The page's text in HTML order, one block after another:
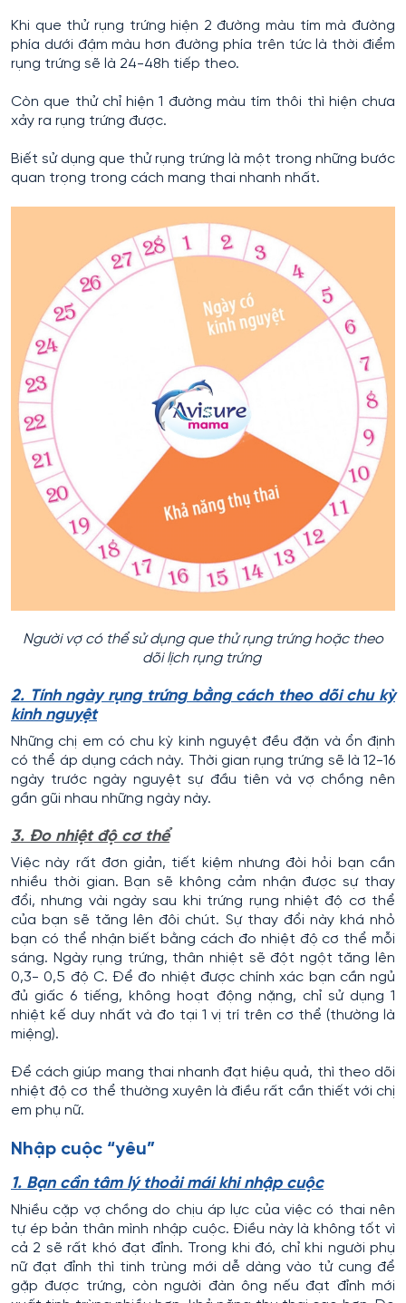
Khi que thử rụng trứng hiện 2 đường màu tím mà đường
phía dưới đậm màu hơn đường phía trên tức là thời điểm
rụng trứng sẽ là 24-48h tiếp theo.
Còn que thử chỉ hiện 1 đường màu tím thôi thì hiện chưa
xảy ra rụng trứng được.
Biết sử dụng que thử rụng trứng là một trong những bước
quan trọng trong cách mang thai nhanh nhất.
Người vợ có thể sử dụng que thử rụng trứng hoặc theo
dõi lịch rụng trứng
2. Tính ngày rụng trứng bằng cách theo dõi chu kỳ
kinh nguyệt
Những chị em có chu kỳ kinh nguyệt đều đặn và ổn định
có thể áp dụng cách này. Thời gian rụng trứng sẽ là 12-16
ngày trước ngày nguyệt sự đầu tiên và vợ chồng nên
gần gũi nhau những ngày này.
3. Đo nhiệt độ cơ thể
Việc này rất đơn giản, tiết kiệm nhưng đòi hỏi bạn cần
nhiều thời gian. Bạn sẽ không cảm nhận được sự thay
đổi, nhưng vài ngày sau khi trứng rụng nhiệt độ cơ thể
của bạn sẽ tăng lên đôi chút. Sự thay đổi này khá nhỏ
bạn có thể nhận biết bằng cách đo nhiệt độ cơ thể mỗi
sáng. Ngày rụng trứng, thân nhiệt sẽ đột ngột tăng lên
0,3- 0,5 độ C. Để đo nhiệt được chính xác bạn cần ngủ
đủ giấc 6 tiếng, không hoạt động nặng, chỉ sử dụng 1
nhiệt kế duy nhất và đo tại 1 vị trí trên cơ thể (thường là
miệng).
Để cách giúp mang thai nhanh đạt hiệu quả, thì theo dõi
nhiệt độ cơ thể thường xuyên là điều rất cần thiết với chị
em phụ nữ.
Nhập cuộc “yêu”
1. Bạn cần tâm lý thoải mái khi nhập cuộc
Nhiều cặp vợ chồng do chịu áp lực của việc có thai nên
tự ép bản thân mình nhập cuộc. Điều này là không tốt vì
cả 2 sẽ rất khó đạt đỉnh. Trong khi đó, chỉ khi người phụ
nữ đạt đỉnh thì tinh trùng mới dễ dàng vào tử cung để
gặp được trứng, còn người đàn ông nếu đạt đỉnh mới